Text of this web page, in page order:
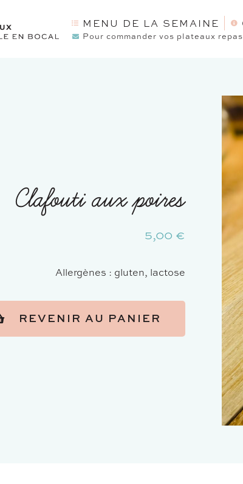
MENU DE LA SEMAINE
Pour commander vos plateaux
Clafouti aux poires
5,00 €
Allergènes : gluten, lactose
REVENIR AU PANIER